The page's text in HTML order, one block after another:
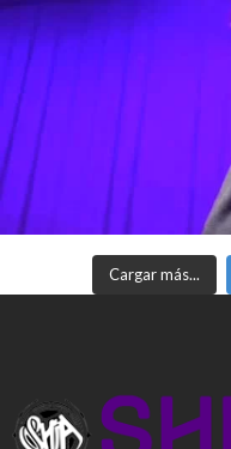
Cargar más...